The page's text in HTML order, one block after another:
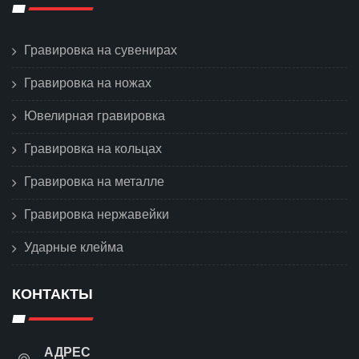
Гравировка на сувенирах
Гравировка на ножах
Ювелирная гравировка
Гравировка на кольцах
Гравировка на металле
Гравировка нержавейки
Ударные клейма
КОНТАКТЫ
АДРЕС